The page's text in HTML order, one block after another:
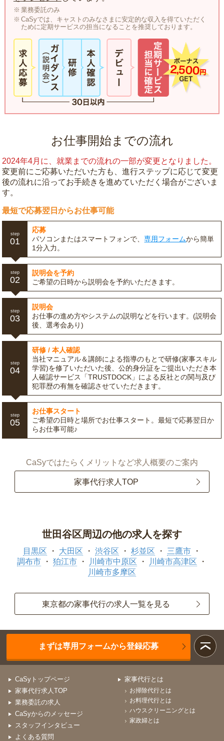
業務委託のみ
CaSyでは、キャストのみなさまに安定的な収入を得ていただく
ために定期サービスの担当になることを推奨しております。
お仕事開始までの流れ
2024年4月に、就業までの流れの一部が変更となりました。
変更前にご応募いただいた方も、進行ステップに応じて変更
後の流れに沿ってお手続きを進めていただく場合がございま
す。
最短で応募翌日からお仕事可能
step
01
応募
パソコンまたはスマートフォンで、専用フォームから簡単
1分入力。
step
02
説明会を予約
ご希望の日時から説明会を予約いただきます。
step
03
説明会
お仕事の進め方やシステムの説明などを行います。(説明会
後、選考会あり)
step
04
研修 / 本人確認
当社マニュアル＆講師による指導のもとで研修(家事スキル
学習)を修了いただいた後、公的身分証をご提出いただき本
人確認サービス「TRUSTDOCK」による反社との関与及び
犯罪歴の有無を確認させていただきます。
step
05
お仕事スタート
ご希望の日時と場所でお仕事スタート。最短で応募翌日か
らお仕事可能♪
CaSyではたらくメリットなど求人概要のご案内
家事代行求人TOP
世田谷区周辺の他の求人を探す
目黒区 大田区 渋谷区 杉並区
三鷹市
調布市
狛江市 川崎市中原区
川崎市高津区
川崎市多摩区
東京都の家事代行の求人一覧を見る
まずは専用フォームから登録応募
CaSyトップページ
家事代行求人TOP
業務委託の求人
CaSyからのメッセージ
スタッフインタビュー
よくある質問
家事代行とは
お掃除代行とは
お料理代行とは
ハウスクリーニングとは
家政婦とは